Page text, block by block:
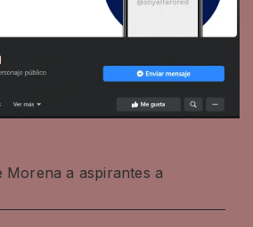
Morena a aspirantes a